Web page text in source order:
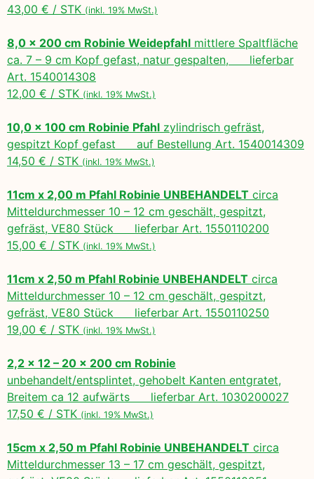
43,00 € / STK (inkl. 19% MwSt.)
8,0 x 200 cm Robinie Weidepfahl mittlere Spaltfläche
ca. 7 – 9 cm Kopf gefast, natur gespalten, lieferbar
Art. 1540014308
12,00 € / STK (inkl. 19% MwSt.)
10,0 x 100 cm Robinie Pfahl zylindrisch gefräst,
gespitzt Kopf gefast auf Bestellung Art. 1540014309
14,50 € / STK (inkl. 19% MwSt.)
11cm x 2,00 m Pfahl Robinie UNBEHANDELT circa
Mitteldurchmesser 10 – 12 cm geschält, gespitzt,
gefräst, VE80 Stück lieferbar Art. 1550110200
15,00 € / STK (inkl. 19% MwSt.)
11cm x 2,50 m Pfahl Robinie UNBEHANDELT circa
Mitteldurchmesser 10 – 12 cm geschält, gespitzt,
gefräst, VE80 Stück lieferbar Art. 1550110250
19,00 € / STK (inkl. 19% MwSt.)
2,2 x 12 – 20 x 200 cm Robinie
unbehandelt/entsplintet, gehobelt Kanten entgratet,
Breitem ca 12 aufwärts lieferbar Art. 1030200027
17,50 € / STK (inkl. 19% MwSt.)
15cm x 2,50 m Pfahl Robinie UNBEHANDELT circa
Mitteldurchmesser 13 – 17 cm geschält, gespitzt,